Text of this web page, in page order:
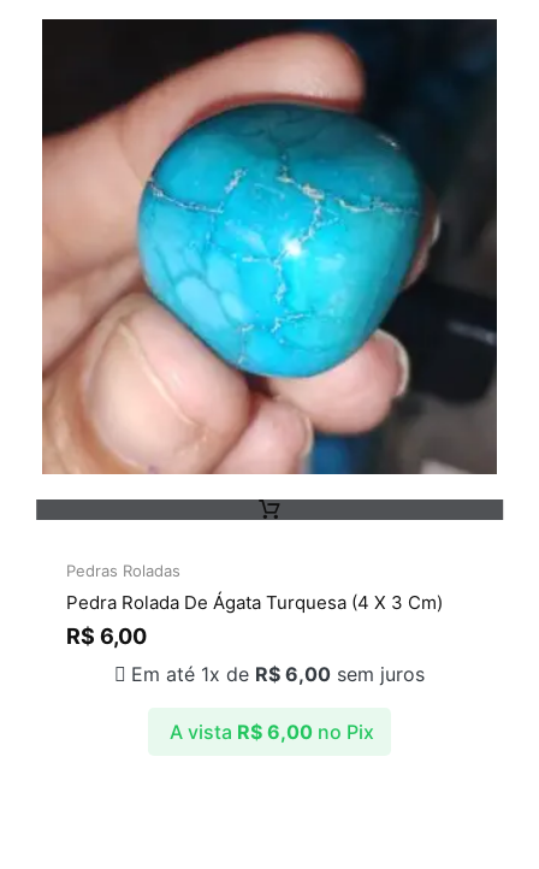
Pedras Roladas
Pedra Rolada De Ágata Turquesa (4 X 3 Cm)
R$ 6,00
A vista R$ 6,00 no Pix
Em até 1x de R$ 6,00 sem juros